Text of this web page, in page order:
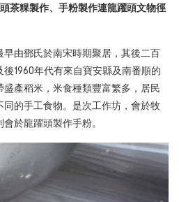
茶粿製作、手粉製作連龍躍頭文物徑
由鄧氏於南宋時期聚居，其後二百
1960年代有來自寶安縣及南番順的
盛產稻米，米食種類豐富繁多，居民
的手工食物。是次工作坊，會於牧
會於龍躍頭製作手粉。